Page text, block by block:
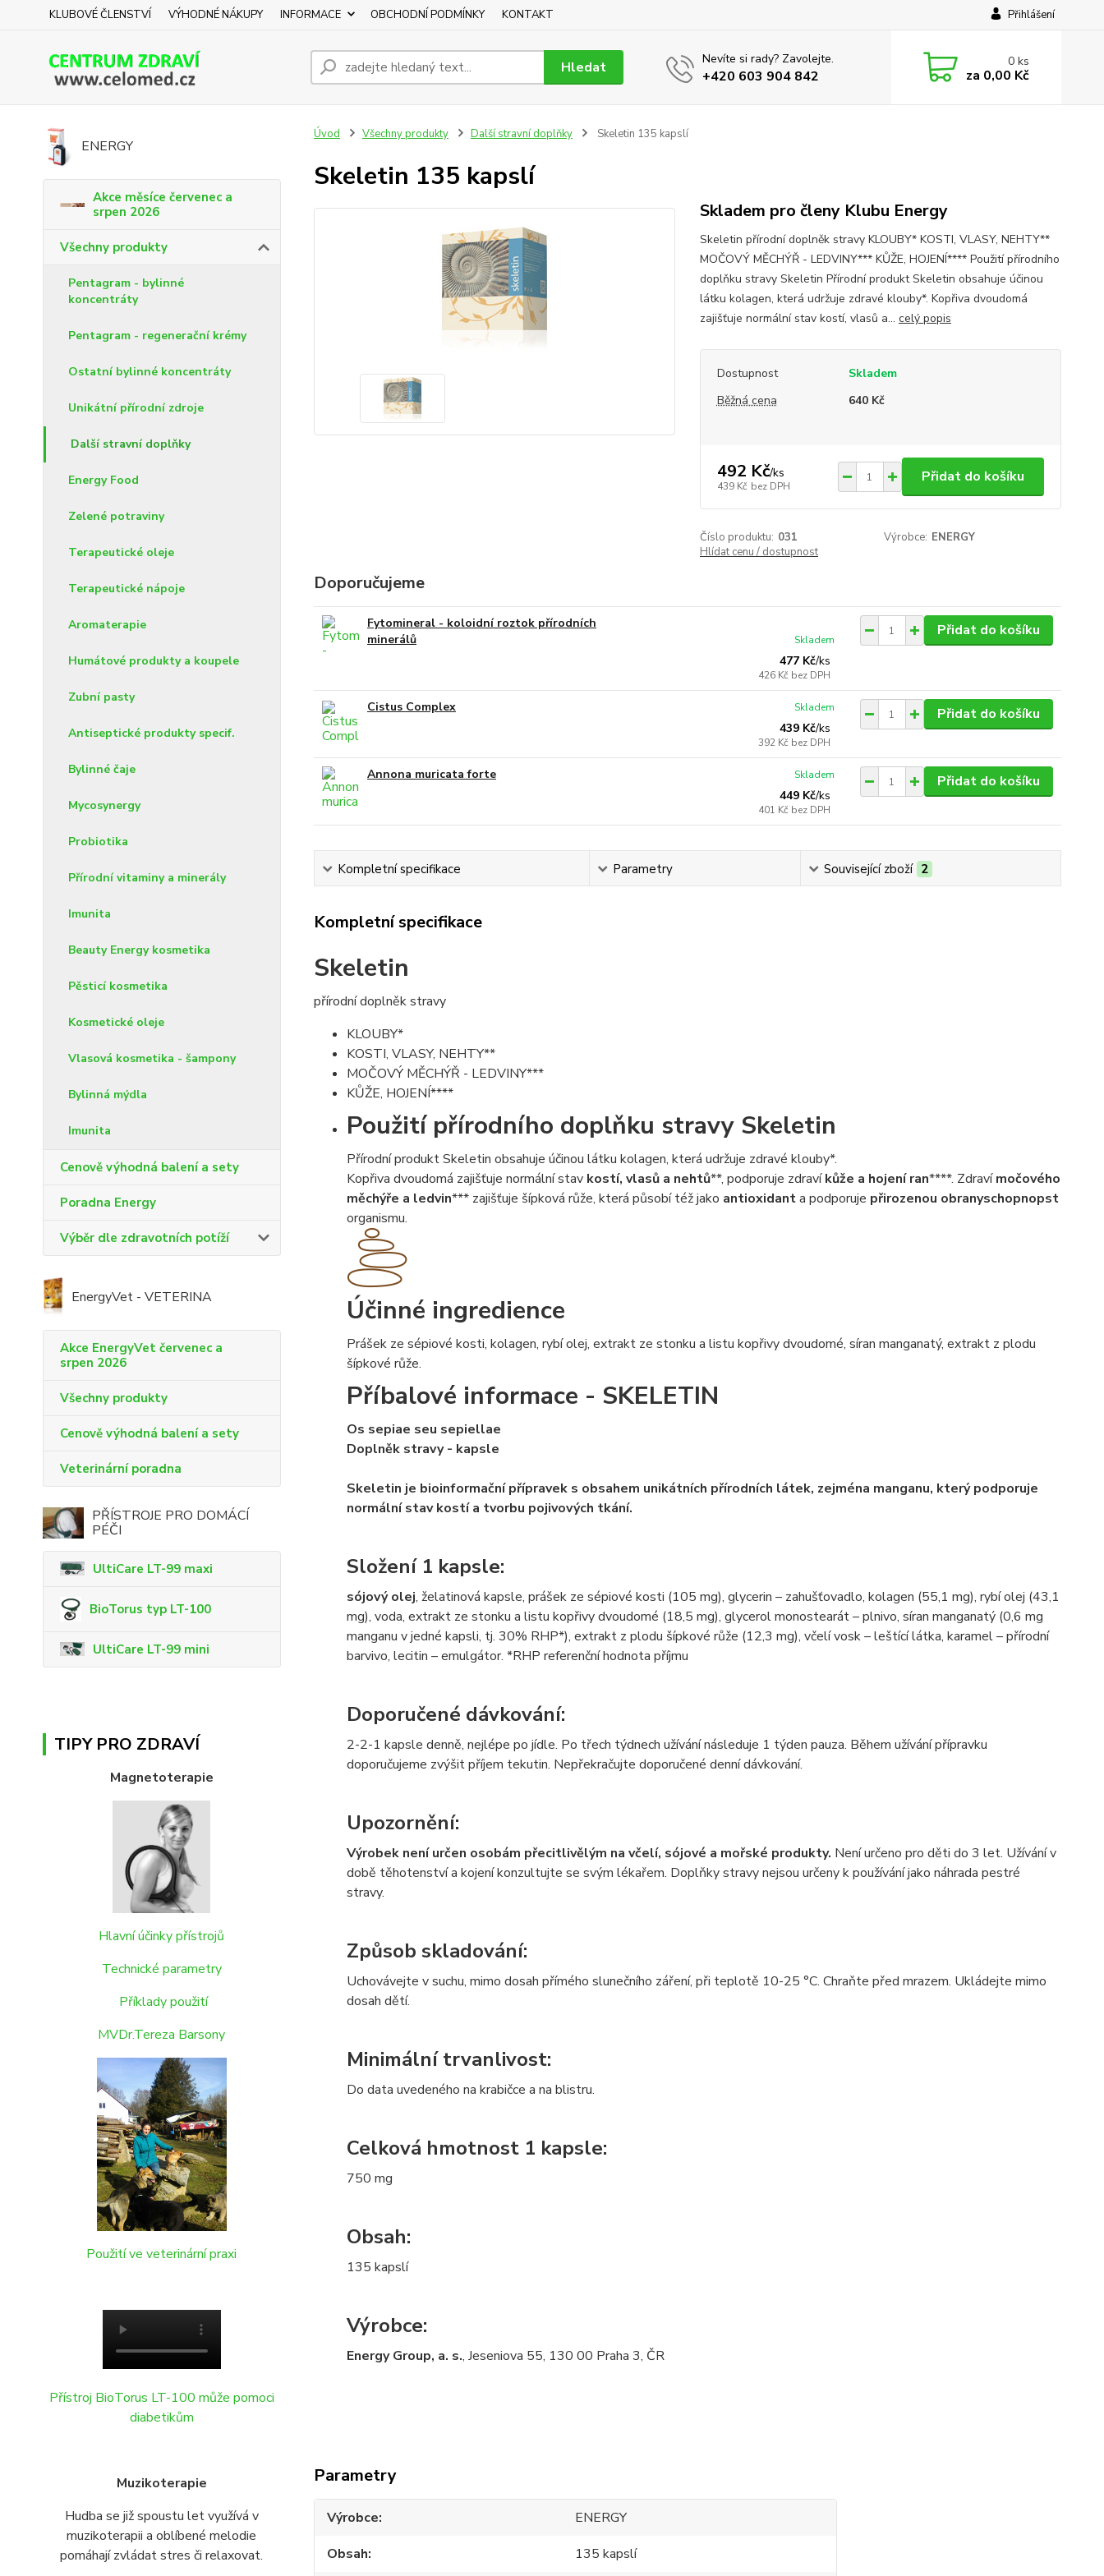
KLUBOVÉ ČLENSTVÍ VÝHODNÉ NÁKUPY INFORMACE OBCHODNÍ PODMÍNKY KONTAKT Přihlášení
Hledat Nevíte si rady? Zavolejte.
+420 603 904 842
0ks
za 0,00 Kč
ENERGY
Akce měsíce červenec a
srpen 2026
Všechny produkty
Pentagram - bylinné
koncentráty
Pentagram - regenerační krémy
Ostatní bylinné koncentráty
Unikátní přírodní zdroje
Další stravní doplňky
Energy Food
Zelené potraviny
Terapeutické oleje
Terapeutické nápoje
Aromaterapie
Humátové produkty a koupele
Zubní pasty
Antiseptické produkty specif.
Bylinné čaje
Mycosynergy
Probiotika
Přírodní vitaminy a minerály
Imunita
Beauty Energy kosmetika
Pěsticí kosmetika
Kosmetické oleje
Vlasová kosmetika - šampony
Bylinná mýdla
Imunita
Cenově výhodná balení a sety
Poradna Energy
Výběr dle zdravotních potíží
EnergyVet - VETERINA
Akce EnergyVet červenec a
srpen 2026
Všechny produkty
Cenově výhodná balení a sety
Veterinární poradna
PŘÍSTROJE PRO DOMÁCÍ
PÉČI
UltiCare LT-99 maxi
BioTorus typ LT-100
UltiCare LT-99 mini
TIPY PRO ZDRAVÍ
Magnetoterapie
Hlavní účinky přístrojů
Technické parametry
Příklady použití
MVDr.Tereza Barsony
Použití ve veterinární praxi
Přístroj BioTorus LT-100 může pomoci
diabetikům
Muzikoterapie
Hudba se již spoustu let využívá v
muzikoterapii a oblíbené melodie
pomáhají zvládat stres či relaxovat.
Úvod Všechny produkty Další stravní doplňky Skeletin 135 kapslí
Skeletin 135 kapslí
Skladem pro členy Klubu Energy
Skeletin přírodní doplněk stravy KLOUBY* KOSTI, VLASY, NEHTY**
MOČOVÝ MĚCHÝŘ - LEDVINY*** KŮŽE, HOJENÍ**** Použití přírodního
doplňku stravy Skeletin Přírodní produkt Skeletin obsahuje účinou
látku kolagen, která udržuje zdravé klouby*. Kopřiva dvoudomá
zajišťuje normální stav kostí, vlasů a... celý popis
Dostupnost
Skladem
Běžná cena
640 Kč
492 Kč/ks
439 Kč bez DPH
Přidat do košíku
Číslo produktu: 031 Výrobce: ENERGY
Hlídat cenu / dostupnost
Doporučujeme
Fytomineral - koloidní roztok přírodních
minerálů
477 Kč/ks
426 Kč bez DPH
Skladem
Přidat do košíku
Cistus Complex
439 Kč/ks
392 Kč bez DPH
Skladem Přidat do košíku
Annona muricata forte
449 Kč/ks
401 Kč bez DPH
Skladem Přidat do košíku
Kompletní specifikace Parametry Související zboží 2
Kompletní specifikace
Skeletin
přírodní doplněk stravy
KLOUBY*
KOSTI, VLASY, NEHTY**
MOČOVÝ MĚCHÝŘ - LEDVINY***
KŮŽE, HOJENÍ****
Použití přírodního doplňku stravy Skeletin
Přírodní produkt Skeletin obsahuje účinou látku kolagen, která udržuje zdravé klouby*.
Kopřiva dvoudomá zajišťuje normální stav kostí, vlasů a nehtů**, podporuje zdravíkůže a hojení ran****. Zdravímočového
měchýře a ledvin*** zajišťuje šípková růže, která působí též jako antioxidanta podporuje přirozenou obranyschopnopst
organismu.
Účinné ingredience
Prášek ze sépiové kosti, kolagen, rybí olej, extrakt ze stonku a listu kopřivy dvoudomé, síran manganatý, extrakt z plodu
šípkové růže.
Příbalové informace - SKELETIN
Os sepiae seu sepiellae
Doplněk stravy - kapsle
Skeletin je bioinformační přípravek s obsahem unikátních přírodních látek, zejména manganu, který podporuje
normální stav kostí a tvorbu pojivových tkání.
Složení 1 kapsle:
sójový olej, želatinová kapsle, prášek ze sépiové kosti (105 mg), glycerin – zahušťovadlo, kolagen (55,1 mg), rybí olej (43,1
mg), voda, extrakt ze stonku a listu kopřivy dvoudomé (18,5 mg), glycerol monostearát – plnivo, síran manganatý (0,6 mg
manganu v jedné kapsli, tj. 30% RHP*), extrakt z plodu šípkové růže (12,3 mg), včelí vosk – leštící látka, karamel – přírodní
barvivo, lecitin – emulgátor. *RHP referenční hodnota příjmu
Doporučené dávkování:
2-2-1 kapsle denně, nejlépe po jídle. Po třech týdnech užívání následuje 1 týden pauza. Během užívání přípravku
doporučujeme zvýšit příjem tekutin. Nepřekračujte doporučené denní dávkování.
Upozornění:
Výrobek není určen osobám přecitlivělým na včelí, sójové a mořské produkty. Není určeno pro děti do 3 let. Užívání v
době těhotenství a kojení konzultujte se svým lékařem. Doplňky stravy nejsou určeny k používání jako náhrada pestré
stravy.
Způsob skladování:
Uchovávejte v suchu, mimo dosah přímého slunečního záření, při teplotě 10-25 °C. Chraňte před mrazem. Ukládejte mimo
dosah dětí.
Minimální trvanlivost:
Do data uvedeného na krabičce a na blistru.
Celková hmotnost 1 kapsle:
750 mg
Obsah:
135 kapslí
Výrobce:
Energy Group, a. s., Jeseniova 55, 130 00 Praha 3, ČR
Parametry
Výrobce
ENERGY
Obsah
135 kapslí